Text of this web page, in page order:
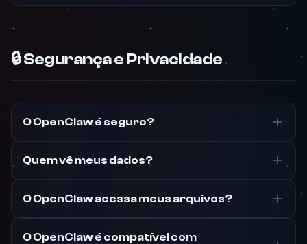
🔒 Segurança e Privacidade
O OpenClaw é seguro?
Quem vê meus dados?
O OpenClaw acessa meus arquivos?
O OpenClaw é compatível com